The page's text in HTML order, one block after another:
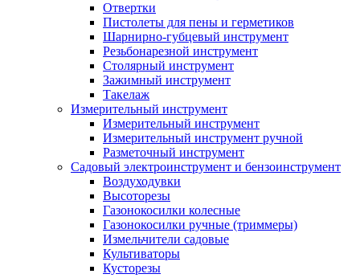
Отвертки
Пистолеты для пены и герметиков
Шарнирно-губцевый инструмент
Резьбонарезной инструмент
Столярный инструмент
Зажимный инструмент
Такелаж
Измерительный инструмент
Измерительный инструмент
Измерительный инструмент ручной
Разметочный инструмент
Садовый электроинструмент и бензоинструмент
Воздуходувки
Высоторезы
Газонокосилки колесные
Газонокосилки ручные (триммеры)
Измельчители садовые
Культиваторы
Кусторезы